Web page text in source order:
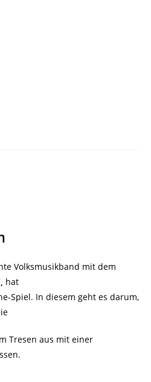
Volksmusikband mit dem
hat
Spiel. In diesem geht es darum,
Tresen aus mit einer